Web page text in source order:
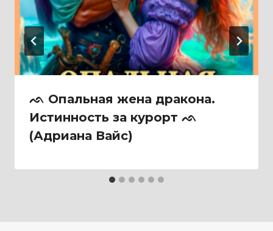
ᨒ Опальная жена дракона.
Истинность за курорт ᨒ
(Адриана Вайс)